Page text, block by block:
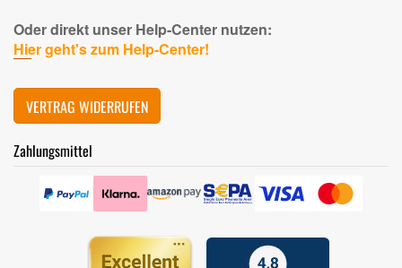
Oder direkt unser Help-Center nutzen:
Hier geht's zum Help-Center!
VERTRAG WIDERRUFEN
Zahlungsmittel